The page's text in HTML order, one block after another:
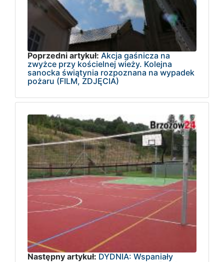
Poprzedni artykuł: Akcja gaśnicza na
zwyżce przy kościelnej wieży. Kolejna
sanocka świątynia rozpoznana na wypadek
pożaru (FILM, ZDJĘCIA)
Następny artykuł: DYDNIA: Wspaniały